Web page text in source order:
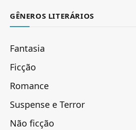
GÊNEROS LITERÁRIOS
Fantasia
Ficção
Romance
Suspense e Terror
Não ficção